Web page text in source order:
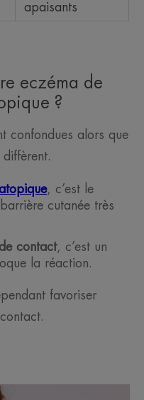
apaisants
eczéma de
?
confondues alors que
, c’est le
cutanée très
contact, c’est un
la réaction.
favoriser